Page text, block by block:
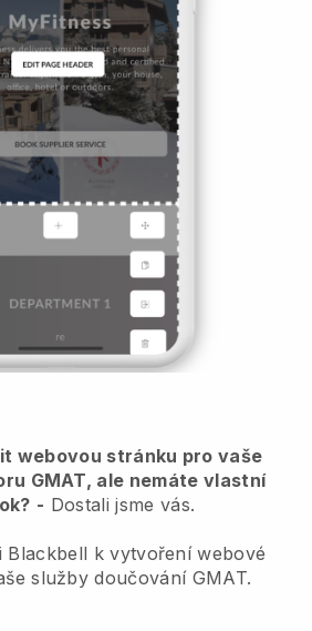
webovou stránku pro vaše
GMAT, ale nemáte vlastní
- Dostali jsme vás.
Blackbell k vytvoření webové
služby doučování GMAT.